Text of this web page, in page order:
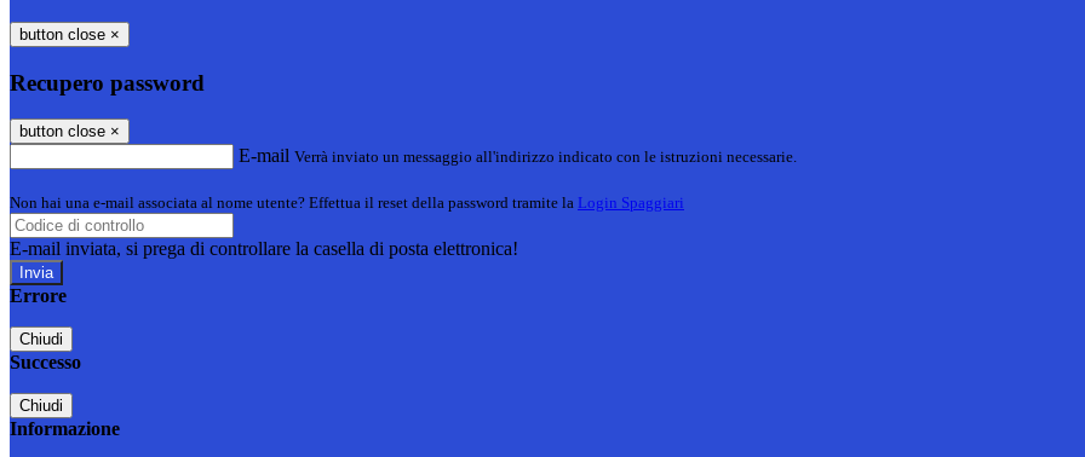
button close ×
Recupero password
button close ×
E-mail Verrà inviato un messaggio all'indirizzo indicato con le istruzioni necessarie.
Non hai una e-mail associata al nome utente? Effettua il reset della password tramite la Login Spaggiari
E-mail inviata, si prega di controllare la casella di posta elettronica!
Errore
Chiudi
Successo
Chiudi
Informazione